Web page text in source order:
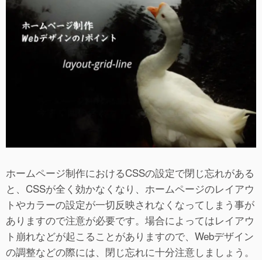
ホームページ制作におけるCSSの設定で閉じ忘れがある
と、CSSが全く効かなくなり、ホームページのレイアウ
トやカラーの設定が一切反映されなくなってしまう事が
ありますので注意が必要です。場合によってはレイアウ
ト崩れなどが起こることがありますので、Webデザイン
の調整などの際には、閉じ忘れに十分注意しましょう。